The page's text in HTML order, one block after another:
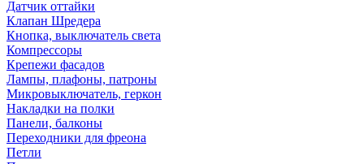
Датчик оттайки
Клапан Шредера
Кнопка, выключатель света
Компрессоры
Крепежи фасадов
Лампы, плафоны, патроны
Микровыключатель, геркон
Накладки на полки
Панели, балконы
Переходники для фреона
Петли